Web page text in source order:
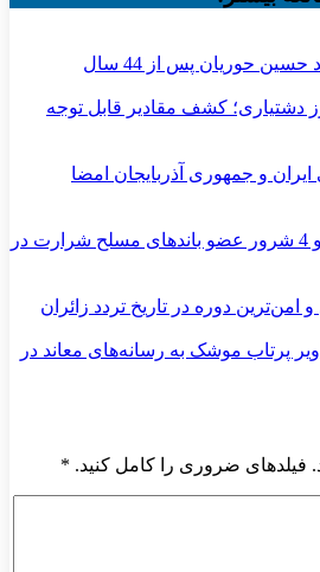
حوریان پس از 44 سال
دشتیاری؛ کشف مقادیر قابل توجه
و جمهوری آذربایجان امضا
بازداشت 21مزدور موساد و 4 شرور عضو باندهای مسلح شرارت در
پرتاب موشک به رسانه‌های معاند در
فیلدهای ضروری را کامل کنید. *